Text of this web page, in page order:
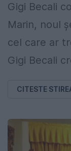
Gigi Becali
Marin, noul
cel care ar
Gigi Becali
CITESTE